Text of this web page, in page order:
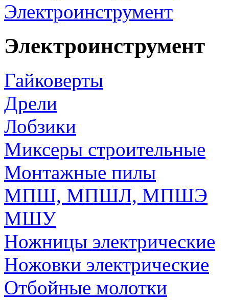
Электроинструмент
Электроинструмент
Гайковерты
Дрели
Лобзики
Миксеры строительные
Монтажные пилы
МПШ, МПШЛ, МПШЭ
МШУ
Ножницы электрические
Ножовки электрические
Отбойные молотки